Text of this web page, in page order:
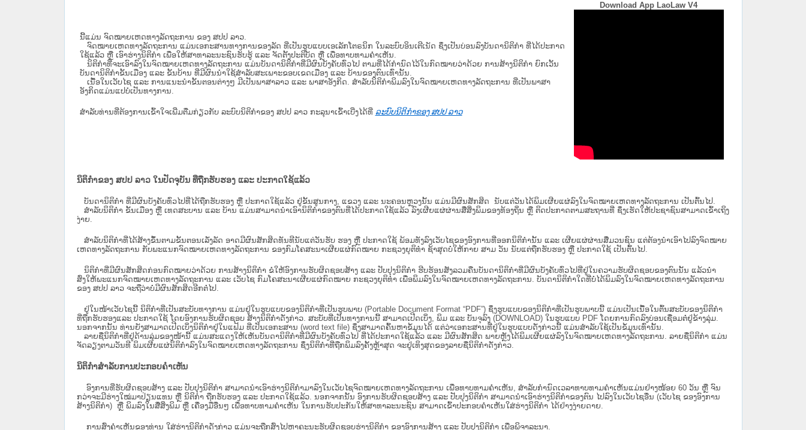
ນີ້ແມ່ນ ຈົດໝາຍເຫດທາງລັດຖະການ ຂອງ ສປປ ລາວ.
ຈົດໝາຍເຫດທາງລັດຖະການ ແມ່ນ​ເອ​ກະ​ສານ​ທາງ​ການ​ຂອງ​ລັດ ທີ່​ເປັນ​ຮູບ​ແບບ​ເອ​ເລັກ​ໂຕ​ຣ​ນິກ ໃນ​ລະ​ບົບ​ອິນ​ເຕີ​ເນັດ ຊຶ່ງ​ເປັນ​ບ່ອນ​ລົງ​ບັນ​ດາ​ນິ​ຕິ​ກຳ ທີ່ໄດ້ປະກາດ
ໃຊ້ແລ້ວ ຫຼື ເອົາຮ່າງນິຕິກໍາ ເພື່ອໃຫ້​ສາ​ທາ​ລະ​ນະ​ຊົນ​ຮັບ​ຮູ້ ແລະ ຈັດ​ຕັ້ງ​ປະ​ຕິ​ບັດ ຫຼື ເພື່ອທາບທາມຄໍາເຫັນ.
ນິ​ຕິ​ກຳ​ທີ່​ຈະ​ເອົາ​ລົງ​ໃນ​ຈົດ​ໝາຍ​ເຫດ​ທາງ​ລັດ​ຖະ​ການ ​ແມ່ນ​ບັນ​ດາ​ນິ​ຕິ​ກຳ​ທີ່​ມີ​ຜົນ​ບັງ​ຄັບ​ທົ່ວ​ໄປ ຕາມ​ທີ່​ໄດ້​ກຳ​ນົດ​ໄວ້​ໃນ​ກົດ​ໝາຍ​ວ່າ​ດ້ວຍ​ ການ​ສ້າງ​ນິ​ຕິ​ກຳ ຍົກ​ເວັ້ນ​
ບັນ​ດານິ​ຕິ​ກຳ​ຂັ້ນ​ເມືອງ ແລະ ຂັ້ນ​ບ້ານ ​ທີ່​ມີ​ຜົນ​ນຳ​ໃຊ້​ສຳ​ລັບ​ສະ​ເພາະ​ຂອບ​ເຂດ​ເມືອງ ແລະ ບ້ານ​ຂອງ​ຕົນ​ເທົ່າ​ນັ້ນ.
ເນື້ອໃນ​ເວັບ​ໄຊ​ ແລະ ການແນະນໍາຂັ້ນຕອນຕ່າງໆ ມີເປັນພາສາລາວ ແລະ ພາສາອັງກິດ. ສໍາລັບນິຕິກຳພິມລົງໃນຈົດໝາຍເຫດທາງລັດຖະການ ທີ່ເປັນພາສາ
ອັງກິດແມ່ນແປບໍ່ເປັນທາງການ.
ສໍາລັບທ່ານທີ່ຕ້ອງການເຂົ້າໃຈເພີ່ມຕື່ມກ່ຽວກັບ ລະບົບນິຕິກຳຂອງ ສປປ ລາວ ກະລຸນາເຂົ້າເບີ່ງໄດ້ທີ່ ລະບົບນິຕິກຳຂອງ ສປປ ລາວ
Download App LaoLaw V4
ນິຕິກຳຂອງ ສປປ ລາວ ໃນປັດຈຸບັນ ທີ່ຖືກ​ຮັບ​ຮອງ ແລະ ປະກາດໃຊ້ແລ້ວ
ບັນດານິຕິກໍາ ທີ່ມີຜົນບັງຄັບທົ່ວໄປທີ່ໄດ້ຖືກ​ຮັບ​ຮອງ ຫຼື ປະກາດໃຊ້ແລ້ວ ຢູ່ຂັ້ນ​ສູນ​ກາງ, ແຂວງ ແລະ ນະຄອນຫຼວງນັ້ນ ແມ່ນມີຜົນສັກສິດ ນັບ​ແຕ່​ວັນໄດ້ພິມເຜີຍແຜ່ລົງໃນຈົດໝາຍເຫດທາງລັດຖະການ ເປັນ​ຕົ້ນ​ໄປ.
ສຳລັບນິ​ຕິ​ກຳ ຂັ້ນເມືອງ ຫຼື ເທດ​ສະ​ບານ ແລະ ບ້ານ ແມ່ນສາມາດນຳເອົານິຕິກຳຂອງຕົນທີ່ໄດ້ປະກາດໃຊ້ແລ້ວ ລົງ​ເຜີຍແຜ່​ຜ່ານ​ສື່ສິ່ງພິມຂອງທ້ອງຖິ່ນ ຫຼື ຕິດປະກາດຕາມສະຖານທີ່ ຊຶ່ງເຮັດໃຫ້ປະຊາຊົນສາມາດເຂົ້າເຖິງ
ງ່າຍ.
ສໍາລັບນິຕິກໍາທີ່ໄດ້ສ້າງຂຶ້ນຕາມຂັ້ນຕອນເລັ່ງລັດ ອາດມີຜົນສັກສິດທັນທີນັບແຕ່ວັນຮັບ ຮອງ ຫຼື ປະກາດໃຊ້ ພ້ອມທັງລົງເວັບໄຊຂອງອົງການທີ່ອອກນິຕິກໍານັ້ນ ແລະ ເຜີຍແຜ່ຜ່ານສື່ມວນຊົນ ແຕ່ຕ້ອງນໍາເອົາໄປລົງຈົດໝາຍ
ເຫດທາງລັດຖະການ ກັບ​ພະແນກຈົດ​ໝາຍ​ເຫດ​ທາງ​ລັດ​ຖະ​ການ​ ຂອງກົມໂຄສະນາເຜີຍແຜ່ກົດໝາຍ ກະຊວງຍຸຕິທໍາ ຊ້າສຸດບໍ່ໃຫ້ກາຍ ສາມ ວັນ ນັບແຕ່ຖືກຮັບຮອງ ຫຼື ປະກາດໃຊ້ ເປັນຕົ້ນໄປ.
ນິ​ຕິ​ກຳ​ທີ່​ມີ​ຜົນ​ສັກ​ສິດ​ກ່ອນ​ກົດ​ໝາຍ​ວ່າ​ດ້ວຍ​ ການ​ສ້າງ​ນິ​ຕິ​ກຳ ຂໍໃຫ້ອົງ​ການ​ຮັບ​ຜິດ​ຊອບ​ສ້າງ ແລະ ປັບ​ປຸງນິ​ຕິ​ກຳ ຮີບຮ້ອນສັງລວມຄືນບັນດານິຕິກໍາທີ່ມີຜົນບັງຄັບທົ່ວໄປທີ່ຢູ່ໃນຄວາມຮັບຜິດຊອບຂອງຕົນນັ້ນ ແລ້ວນໍາ
ສົ່ງໃຫ້​ພະແນກຈົດ​ໝາຍ​ເຫດ​ທາງ​ລັດ​ຖະ​ການ ແລະ ເວັບໄຊ​ ກົມໂຄສະນາເຜີຍແຜ່ກົດໝາຍ ກະຊວງຍຸຕິທໍາ ເພື່ອພິມລົງໃນຈົດໝາຍເຫດທາງລັດຖະການ. ບັນ​ດາ​ນິ​ຕິ​ກຳ​ໃດ​ທີ່ບໍ່​ໄດ້​ພິມ​ລົງ​ໃນ​ຈົດ​ໝາຍ​ເຫດ​ທາງ​ລັດ​ຖະ​ການ
ຂອງ ສປ​ປ ລາວ ​ຈະຖື​ວ່າບໍ່​ມີ​ຜົນ​ສັກ​ສິດ​ອີກ​ຕໍ່​ໄປ.
ຢູ່ໃນໜ້າ​ເວັບ​ໄຊ​ນີ້ ນິຕິກຳທີ່ເປັນສະບັບທາງການ ແມ່ນຢູ່ໃນຮູບແບບຂອງນິຕິກໍາທີ່ເປັນຮູບພາບ (Portable Document Format “PDF”) ຊຶ່ງຮູບແບບຂອງນິຕິກໍາທີ່ເປັນຮູບພາບນີ້ ແມ່ນເປັນເນື້ອໃນຕົ້ນສະບັບຂອງນິຕິກໍາ
ທີ່ຖືກຮັບຮອງແລະ ປະກາດໃຊ້ ໂດຍອົງການຮັບຜິດຊອບ ສ້າງນິຕິກຳດັ່ງກ່າວ. ສະບັບທີ່ເປັນທາງການນີ້ ສາມາດເປີດເບິ່ງ, ພິມ ແລະ ບັນຈຸລົງ (DOWNLOAD) ໃນຮູບແບບ PDF ໂດຍການກົດລົງບ່ອນເຊື່ອມຕໍ່ຢູ່ຂ້າງລຸ່ມ.
ນອກຈາກນັ້ນ ທ່ານຍັງສາມາດເປີດເບິ່ງນິຕິກຳຢູ່ໃນແຟ້ມ ທີ່ເປັນເອກະສານ (word text file) ຊຶ່ງສາມາດຄົ້ນຫາຂໍ້ມູນໄດ້ ແຕ່ວ່າເອກະສານທີ່ຢູ່ໃນຮູບແບບດັ່ງກ່າວນີ້ ແມ່ນສຳລັບໃຊ້ເປັນຂໍ້ມູນເທົ່ານັ້ນ.
ລາຍຊື່ນິຕິກຳທີ່ຢູ່ດ້ານລຸ່ມຂອງໜ້ານີ້ ແມ່ນສະແດງໃຫ້ເຫັນບັນດານິຕິກຳທີ່ມີຜົນບັງຄັບທົ່ວໄປ ທີ່ໄດ້ປະກາດໃຊ້ແລ້ວ ແລະ ມີຜົນສັກສິດ ພາຍຫຼັງໄດ້ພິມເຜີຍແຜ່ລົງໃນຈົດໝາຍເຫດທາງລັດຖະການ. ລາຍຊື່ນິຕິກຳ ແມ່ນ
ຈັດລຽງຕາມວັນທີ ພິມເຜີຍແຜ່ນິຕິກຳລົງໃນຈົດໝາຍເຫດທາງລັດຖະການ ຊຶ່ງນິຕິກຳທີ່ຖືກພິມລົງຄັ້ງຫຼ້າສຸດ ຈະຢູ່ເທິງສຸດຂອງລາຍຊື່ນິຕິກໍາດັ່ງກ່າວ.
ນິຕິກຳສຳລັບການປະກອບຄຳເຫັນ
ອົງການທີ່ຮັບຜິດຊອບສ້າງ ແລະ ປັບປຸງນິຕິກຳ ສາມາດນຳເອົາຮ່າງນິຕິກຳມາລົງໃນ​ເວັບ​ໄຊຈົດໝາຍເຫດທາງລັດຖະການ ເພື່ອທາບທາມຄຳເຫັນ, ສໍາລັບກໍານົດເວລາທາບທາມຄໍາເຫັນແມ່ນຢ່າງໜ້ອຍ 60 ວັນ ຫຼື ຈົນ
ກວ່າຈະມີຮ່າງໃໝ່ມາປ່ຽນແທນ ຫຼື ນິຕິກໍາ ຖືກຮັບຮອງ ແລະ ປະກາດໃຊ້ແລ້ວ. ນອກຈາກນັ້ນ ອົງການຮັບຜິດຊອບສ້າງ ແລະ ປັບປຸງນິຕິກໍາ ສາມາດນຳເອົາຮ່າງນິຕິກຳຂອງຕົນ ໄປລົງໃນ​ເວັບ​ໄຊ​ອື່ນ (ເວັບ​ໄຊ​ ຂອງອົງການ
ສ້າງນິຕິກຳ) ຫຼື ພິມລົງໃນສື່ສິ່ງພິມ ຫຼື ເຄື່ອງມືອື່ນໆ ເພື່ອທາບທາມຄໍາເຫັນ ໃນການຮັບປະກັນໃຫ້ສາທາລະນະຊົນ ສາມາດເຂົ້າປະກອບຄໍາເຫັນໃສ່ຮ່າງນິຕິກຳ ໄດ້ຢ່າງງ່າຍດາຍ.
ການສົ່ງຄໍາເຫັນຂອງທ່ານ ໃສ່ຮ່າງນິຕິກຳດັ່ງກ່າວ ແມ່ນຈະຖືກສົ່ງໄປຫາຄະນະຮັບຜິດຊອບຮ່າງນິຕິກຳ ຂອງອົງການສ້າງ ແລະ ປັບປຸງນິຕິກຳ ເພື່ອພິຈາລະນາ.